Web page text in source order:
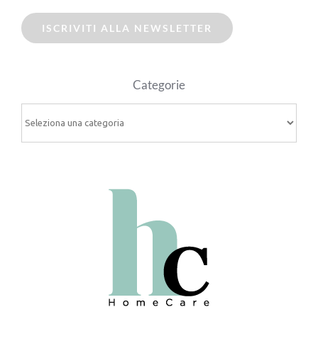
ISCRIVITI ALLA NEWSLETTER
Categorie